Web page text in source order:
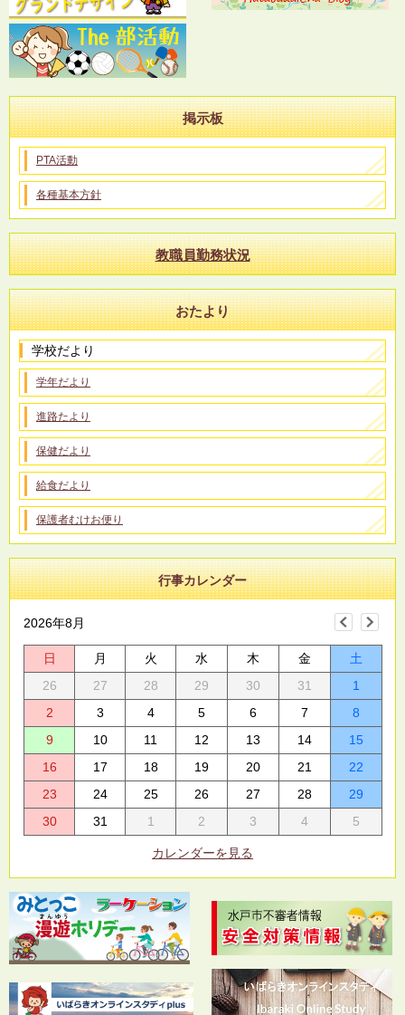
掲示板
PTA活動
各種基本方針
教職員勤務状況
おたより
学校だより
学年だより
進路たより
保健だより
給食だより
保護者むけお便り
行事カレンダー
2026年8月
日 月 火 水 木 金
土
26
27 28 29 30 31
1
2
3 4 5 6 7
8
9
10 11 12 13 14
15
16
17 18 19 20 21
22
23
24 25 26 27 28
29
30
31 1 2 3 4 5
カレンダーを見る